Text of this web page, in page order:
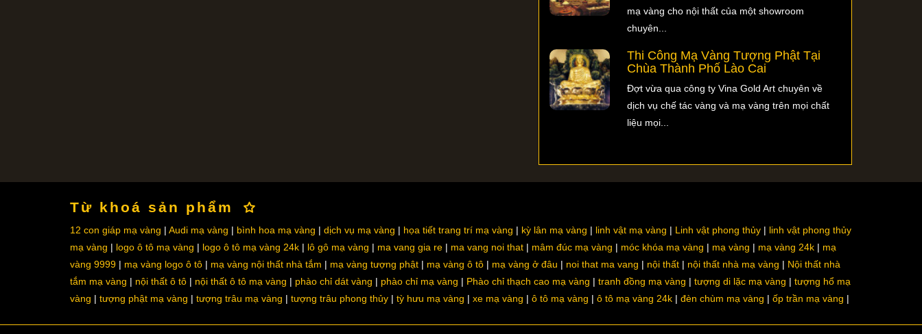
mạ vàng cho nội thất của một showroom
chuyên...
Thi Công Mạ Vàng Tượng Phật Tại
Chùa Thành Phố Lào Cai
Đợt vừa qua công ty Vina Gold Art chuyên về
dịch vụ chế tác vàng và mạ vàng trên mọi chất
liệu mọi...
Từ khoá sản phẩm
12 con giáp mạ vàng Audi mạ vàng bình hoa mạ vàng dịch vụ mạ vàng họa tiết trang trí mạ vàng kỳ lân mạ vàng linh vật mạ vàng Linh vật phong thủy
linh vật phong thủy
mạ vàng
logo ô tô mạ vàng logo ô tô mạ vàng 24k lô gô mạ vàng ma vang gia re ma vang noi that mâm đúc mạ vàng móc khóa mạ vàng mạ vàng mạ vàng 24k
mạ
vàng 9999
mạ vàng logo ô tô mạ vàng nội thất nhà tắm mạ vàng tượng phật mạ vàng ô tô mạ vàng ở đâu noi that ma vang nội thất nội thất nhà mạ vàng
Nội thất nhà
tắm mạ vàng
nội thất ô tô nội thất ô tô mạ vàng phào chỉ dát vàng phào chỉ mạ vàng Phào chỉ thạch cao mạ vàng tranh đồng mạ vàng tượng di lặc mạ vàng
tượng hổ mạ
vàng
tượng phật mạ vàng tượng trâu mạ vàng tượng trâu phong thủy tỳ hưu mạ vàng xe mạ vàng ô tô mạ vàng ô tô mạ vàng 24k đèn chùm mạ vàng ốp trần mạ vàng